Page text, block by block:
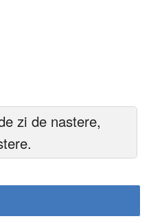
zi de nastere,